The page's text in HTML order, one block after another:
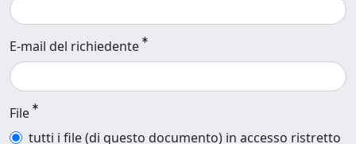
E-mail del richiedente
File
tutti i file (di questo documento) in accesso ristretto